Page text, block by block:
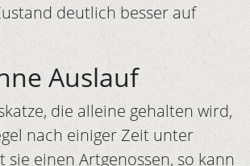
deutlich besser auf
Auslauf
die alleine gehalten wird,
nach einiger Zeit unter
sie einen Artgenossen, so kann